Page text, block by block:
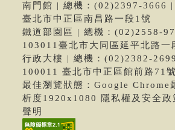
南門館 | 總機：(02)2397-3666 |
臺北市中正區南昌路一段1號
鐵道部園區 | 總機：(02)2558-
103011臺北市大同區延平北路一
行政大樓 | 總機：(02)2382-
100011 臺北市中正區館前路71
最佳瀏覽狀態：Google Chrome
析度1920x1080 隱私權及安全政
聲明